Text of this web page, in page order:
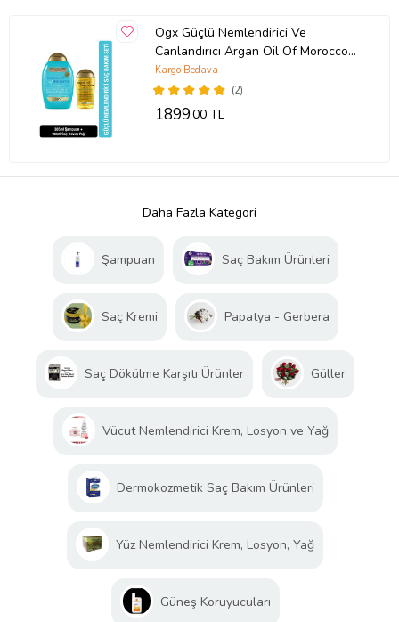
Ogx Güçlü Nemlendirici Ve
Canlandırıcı Argan Oil Of Morocco
Sülfatsız Şampuan 385ml +Yağ
100ml
(2)
Kargo Bedava
1899,00 TL
Daha Fazla Kategori
Şampuan Saç Bakım Ürünleri
Saç Kremi Papatya - Gerbera
Saç Dökülme Karşıtı Ürünler Güller
Vücut Nemlendirici Krem, Losyon ve Yağ
Dermokozmetik Saç Bakım Ürünleri
Yüz Nemlendirici Krem, Losyon, Yağ
Güneş Koruyucuları